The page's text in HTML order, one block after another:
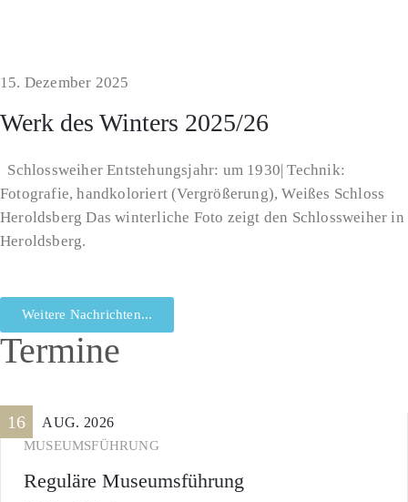
15. Dezember 2025
Werk des Winters 2025/26
Schlossweiher Entstehungsjahr: um 1930| Technik:
Fotografie, handkoloriert (Vergrößerung), Weißes Schloss
Heroldsberg Das winterliche Foto zeigt den Schlossweiher in
Heroldsberg.
Weitere Nachrichten...
Termine
16 AUG. 2026
MUSEUMSFÜHRUNG
Reguläre Museumsführung